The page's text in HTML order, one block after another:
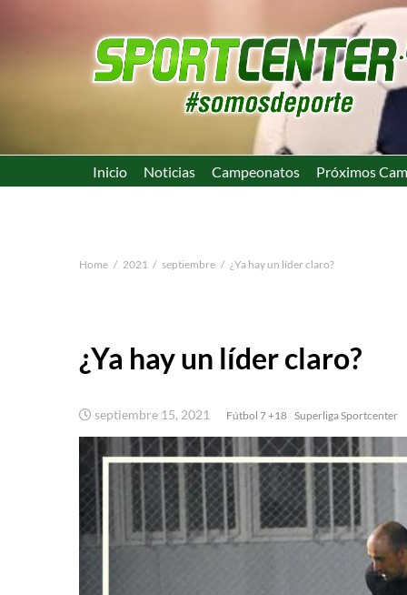
Inicio Noticias Campeonatos Próximos
Home 2021 septiembre ¿Ya hay un líder claro?
¿Ya hay un líder claro?
septiembre 15, 2021 Fútbol 7 +18 Superliga Sportcenter